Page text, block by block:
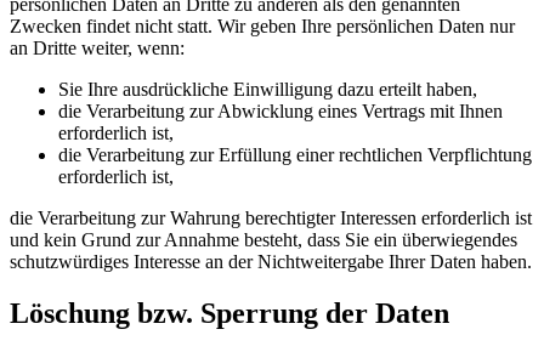
Zwecken findet nicht statt. Wir geben Ihre persönlichen Daten nur
an Dritte weiter, wenn:
Sie Ihre ausdrückliche Einwilligung dazu erteilt haben,
die Verarbeitung zur Abwicklung eines Vertrags mit Ihnen
erforderlich ist,
die Verarbeitung zur Erfüllung einer rechtlichen Verpflichtung
erforderlich ist,
die Verarbeitung zur Wahrung berechtigter Interessen erforderlich ist
und kein Grund zur Annahme besteht, dass Sie ein überwiegendes
schutzwürdiges Interesse an der Nichtweitergabe Ihrer Daten haben.
Löschung bzw. Sperrung der Daten